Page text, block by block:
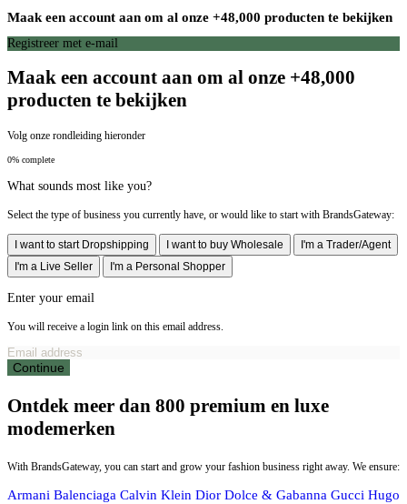
Maak een account aan om al onze +48,000 producten te bekijken
Registreer met e-mail
Maak een account aan om al onze +48,000
producten te bekijken
Volg onze rondleiding hieronder
0% complete
What sounds most like you?
Select the type of business you currently have, or would like to start with BrandsGateway:
I want to start Dropshipping I want to buy Wholesale
I'm a Trader/Agent
I'm a Live Seller
I'm a Personal Shopper
Enter your email
You will receive a login link on this email address.
Continue
Ontdek meer dan 800 premium en luxe
modemerken
With BrandsGateway, you can start and grow your fashion business right away. We ensure:
Armani Balenciaga Calvin Klein Dior Dolce & Gabanna Gucci Hugo